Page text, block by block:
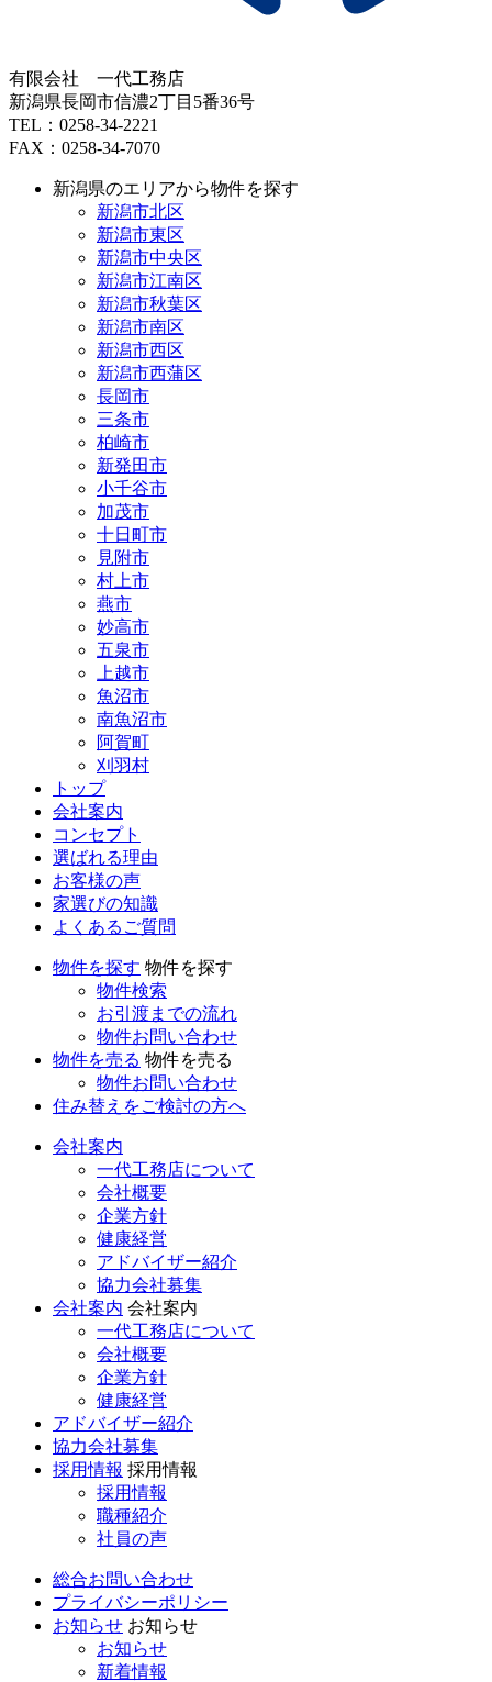
有限会社 一代工務店
新潟県長岡市信濃2丁目5番36号
TEL：0258-34-2221
FAX：0258-34-7070
新潟県のエリアから物件を探す
新潟市北区
新潟市東区
新潟市中央区
新潟市江南区
新潟市秋葉区
新潟市南区
新潟市西区
新潟市西蒲区
長岡市
三条市
柏崎市
新発田市
小千谷市
加茂市
十日町市
見附市
村上市
燕市
妙高市
五泉市
上越市
魚沼市
南魚沼市
阿賀町
刈羽村
トップ
会社案内
コンセプト
選ばれる理由
お客様の声
家選びの知識
よくあるご質問
物件を探す 物件を探す
物件検索
お引渡までの流れ
物件お問い合わせ
物件を売る 物件を売る
物件お問い合わせ
住み替えをご検討の方へ
会社案内
一代工務店について
会社概要
企業方針
健康経営
アドバイザー紹介
協力会社募集
会社案内 会社案内
一代工務店について
会社概要
企業方針
健康経営
アドバイザー紹介
協力会社募集
採用情報 採用情報
採用情報
職種紹介
社員の声
総合お問い合わせ
プライバシーポリシー
お知らせ お知らせ
お知らせ
新着情報